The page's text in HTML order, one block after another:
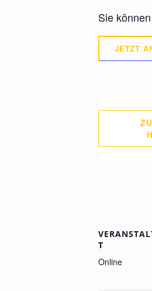
Sie
JETZT
T
Online